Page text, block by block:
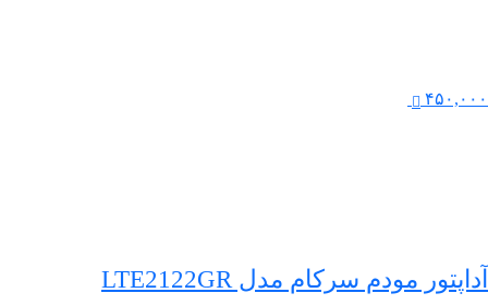
۴۵۰,۰۰۰
آداپتور مودم سرکام مدل LTE2122GR